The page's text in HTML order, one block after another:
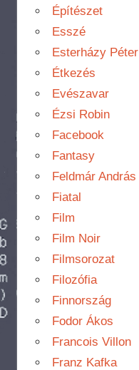
Építészet
Esszé
Esterházy Péter
Étkezés
Evészavar
Ézsi Robin
Facebook
Fantasy
Feldmár András
Fiatal
Film
Film Noir
Filmsorozat
Filozófia
Finnország
Fodor Ákos
Francois Villon
Franz Kafka